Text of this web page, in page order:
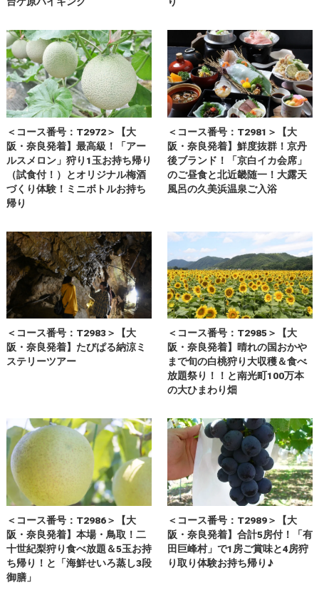
＜コース番号：T2972＞【大
阪・奈良発着】最高級！「アー
ルスメロン」狩り1玉お持ち帰り
（試食付！）とオリジナル梅酒
づくり体験！ミニボトルお持ち
帰り
＜コース番号：T2981＞【大
阪・奈良発着】鮮度抜群！京丹
後ブランド！「京白イカ会席」
のご昼食と北近畿随一！大露天
風呂の久美浜温泉ご入浴
＜コース番号：T2983＞【大
阪・奈良発着】たびぱる納涼ミ
ステリーツアー
＜コース番号：T2985＞【大
阪・奈良発着】晴れの国おかや
まで旬の白桃狩り大収穫＆食べ
放題祭り！！と南光町100万本
の大ひまわり畑
＜コース番号：T2986＞【大
阪・奈良発着】本場・鳥取！二
十世紀梨狩り食べ放題＆5玉お持
ち帰り！と「海鮮せいろ蒸し3段
御膳」
＜コース番号：T2989＞【大
阪・奈良発着】合計5房付！「有
田巨峰村」で1房ご賞味と4房狩
り取り体験お持ち帰り♪